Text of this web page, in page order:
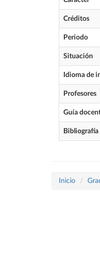
Créditos
Periodo
Situación
Idioma de
Profesores
Guía
Inicio